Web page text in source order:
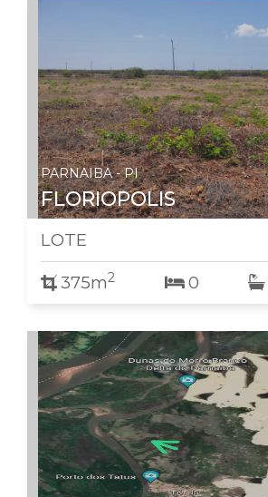
PARNAIBA - PI
FLORIOPOLIS
LOTE
375m2 0